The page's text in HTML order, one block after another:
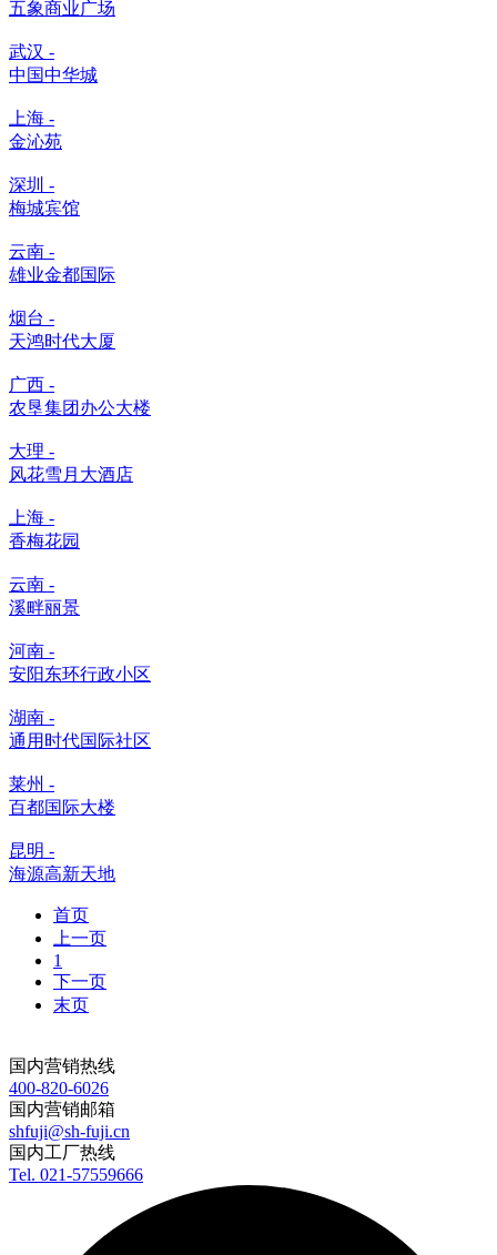
五象商业广场
武汉 -
中国中华城
上海 -
金沁苑
深圳 -
梅城宾馆
云南 -
雄业金都国际
烟台 -
天鸿时代大厦
广西 -
农垦集团办公大楼
大理 -
风花雪月大酒店
上海 -
香梅花园
云南 -
溪畔丽景
河南 -
安阳东环行政小区
湖南 -
通用时代国际社区
莱州 -
百都国际大楼
昆明 -
海源高新天地
首页
上一页
1
下一页
末页
国内营销热线
400-820-6026
国内营销邮箱
shfuji@sh-fuji.cn
国内工厂热线
Tel. 021-57559666